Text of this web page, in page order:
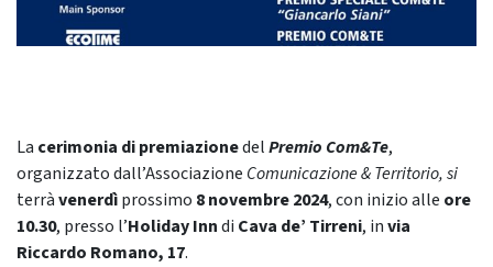
La cerimonia di premiazionedelPremio Com&Te,
organizzato dall’Associazione Comunicazione & Territorio, si
terràvenerdìprossimo 8 novembre 2024, con inizio alle ore
10.30, presso l’Holiday Inndi Cava de’ Tirreni, invia
Riccardo Romano, 17.